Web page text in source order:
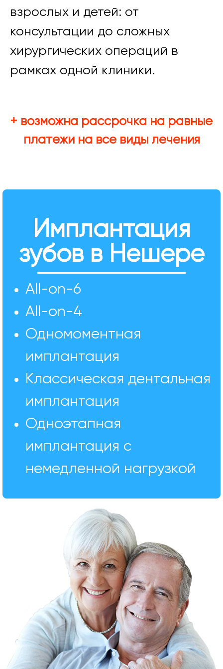
взрослых и детей: от
консультации до сложных
хирургических операций в
рамках одной клиники.
+ возможна рассрочка на равные
платежи на все виды лечения
Имплантация
зубов в Нешере
All-on-6
All-on-4
Одномоментная
имплантация
Классическая дентальная
имплантация
Одноэтапная
имплантация с
немедленной нагрузкой